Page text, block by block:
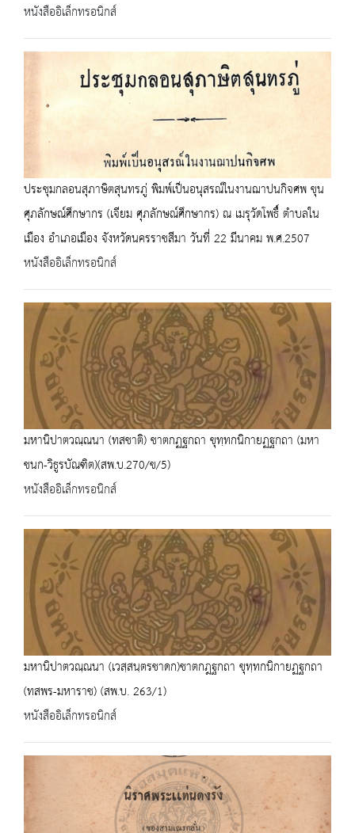
หนังสืออิเล็กทรอนิกส์
ประชุมกลอนสุภาษิตสุนทรภู่ พิมพ์เป็นอนุสรณ์ในงานฌาปนกิจศพ ขุน
ศุภลักษณ์ศึกษากร (เจียม ศุภลักษณ์ศึกษากร) ณ เมรุวัดโพธื์ ตำบลใน
เมือง อำเภอเมือง จังหวัดนครราชสีมา วันที่ 22 มีนาคม พ.ศ.2507
หนังสืออิเล็กทรอนิกส์
มหานิปาตวณฺณนา (ทสชาติ) ชาตกฏฐกถา ขุทฺทกนิกายฏฐกถา (มหา
ชนก-วิธูรบัณฑิต)(สพ.บ.270/ข/5)
หนังสืออิเล็กทรอนิกส์
มหานิปาตวณฺณนา (เวสฺสนฺตรชาดก)ชาตกฎฐกถา ขุทฺทกนิกายฏฐกถา
(ทสพร-มหาราช) (สพ.บ. 263/1)
หนังสืออิเล็กทรอนิกส์